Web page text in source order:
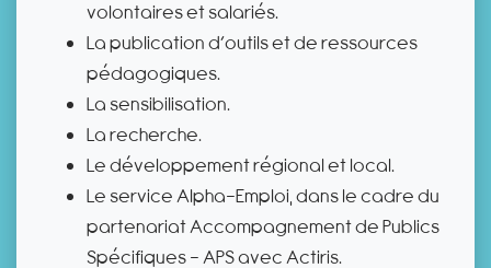
volontaires et salariés.
La publication d’outils et de ressources
pédagogiques.
La sensibilisation.
La recherche.
Le développement régional et local.
Le service Alpha-Emploi, dans le cadre du
partenariat Accompagnement de Publics
Spécifiques - APS avec Actiris.